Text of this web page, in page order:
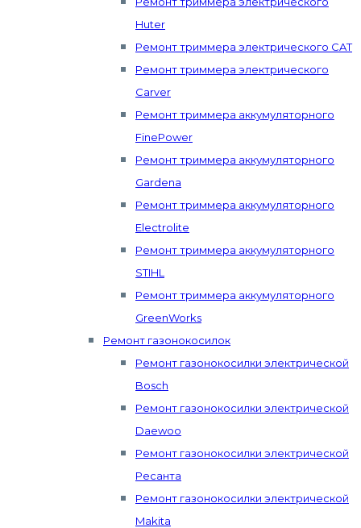
Huter
Ремонт триммера электрического CAT
Ремонт триммера электрического
Carver
Ремонт триммера аккумуляторного
FinePower
Ремонт триммера аккумуляторного
Gardena
Ремонт триммера аккумуляторного
Electrolite
Ремонт триммера аккумуляторного
STIHL
Ремонт триммера аккумуляторного
GreenWorks
Ремонт газонокосилок
Ремонт газонокосилки электрической
Bosch
Ремонт газонокосилки электрической
Daewoo
Ремонт газонокосилки электрической
Ресанта
Ремонт газонокосилки электрической
Makita